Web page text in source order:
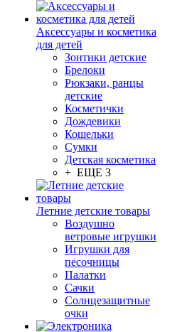
Аксессуары и косметика
для детей
Зонтики детские
Брелоки
Рюкзаки, ранцы
детские
Косметички
Дождевики
Кошельки
Сумки
Детская косметика
+ ЕЩЕ 3
Летние детские товары
Воздушно
ветровые игрушки
Игрушки для
песочницы
Палатки
Сачки
Солнцезащитные
очки